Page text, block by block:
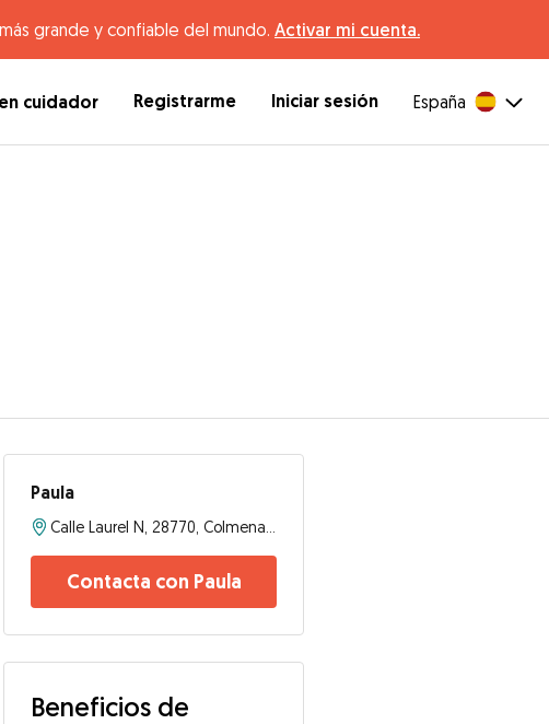
grande y confiable del mundo. Activar mi cuenta.
cuidador Registrarme Iniciar sesión España
Paula
Contacta con Paula
Beneficios de